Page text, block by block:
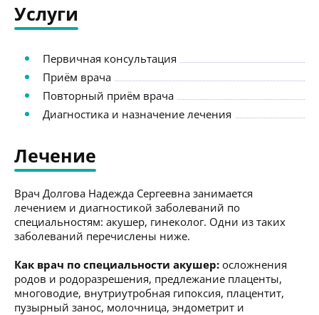
Услуги
Первичная консультация
Приём врача
Повторный приём врача
Диагностика и назначение лечения
Лечение
Врач Долгова Надежда Сергеевна занимается
лечением и диагностикой заболеваний по
специальностям: акушер, гинеколог. Одни из таких
заболеваний перечислены ниже.
Как врач по специальности акушер: осложнения
родов и родоразрешения, предлежание плаценты,
многоводие, внутриутробная гипоксия, плацентит,
пузырный занос, молочница, эндометрит и